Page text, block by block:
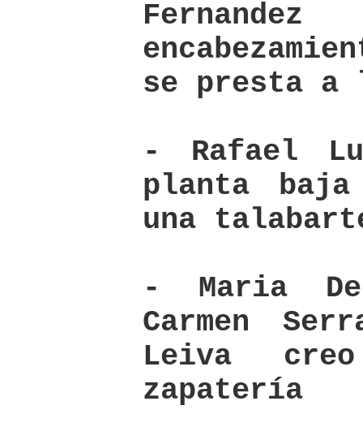
se presta a
- Rafael
planta baja
una
- Maria
Carmen
Leiva
zapatería